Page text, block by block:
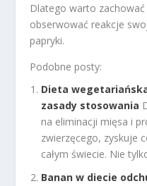
Dlatego warto
obserwować reakcje
papryki.
Podobne posty:
Dieta
zasady stosowania
na eliminacji mięsa i
zwierzęcego, zyskuje
całym świecie. Nie
Banan w diecie